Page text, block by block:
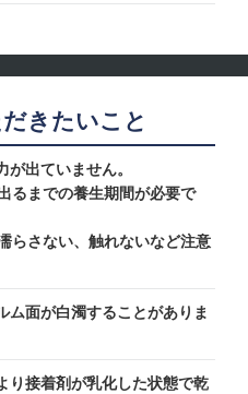
きたいこと
出ていません。
るまでの養生期間が必要で
らさない、触れないなど注意
ム面が白濁することがありま
り接着剤が乳化した状態で乾